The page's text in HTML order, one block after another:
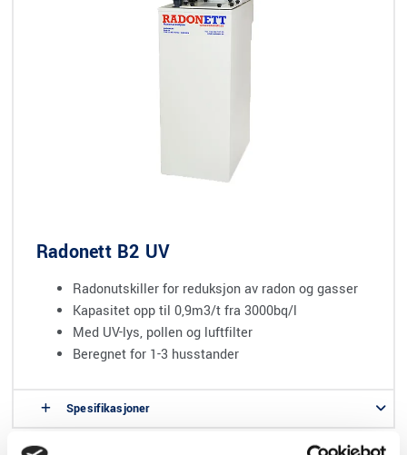
Radonett B2 UV
Radonutskiller for reduksjon av radon og gasser
Kapasitet opp til 0,9m3/t fra 3000bq/l
Med UV-lys, pollen og luftfilter
Beregnet for 1-3 husstander
Spesifikasjoner